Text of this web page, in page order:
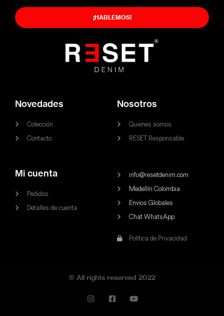
¡HABLEMOS!
Novedades
Colección
Contacto
Nosotros
Quienes somos
RESET Responsable
Mi cuenta
Pedidos
Detalles de cuenta
info@resetdenim.com
Medellín Colombia
Envios Globales
Chat WhatsApp
Política de Privacidad
© All rights reserved 2022